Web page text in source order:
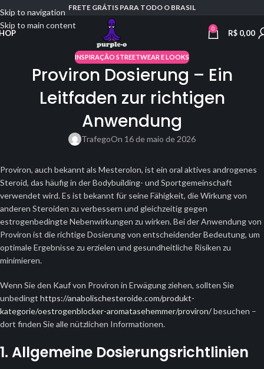
Skip to navigation
Skip to main content
FRETE GRÁTIS PARA TODO O BRASIL
0 R$0,00
INSPIRAÇÃO STREETWEAR E LOOKS
Proviron Dosierung – Ein
Leitfaden zur richtigen
Anwendung
TrafegoOn 16 de maio de 2026
Proviron, auch bekannt als Mesterolon, ist ein oral aktives androgenes
Steroid, das häufig in der Bodybuilding- und Sportgemeinschaft
verwendet wird. Es ist bekannt für seine Fähigkeit, die Wirkung von
anderen Steroiden zu verbessern und gleichzeitig gegen
estrogenbedingte Nebenwirkungen zu wirken. Bei der Anwendung von
Proviron ist die richtige Dosierung von entscheidender Bedeutung, um
optimale Ergebnisse zu erzielen und gesundheitliche Risiken zu
minimieren.
Wenn Sie den Kauf von Proviron in Erwägung ziehen, sollten Sie
unbedingt https://anabolischesteroide.com/produkt-
kategorie/oestrogenblocker-aromatasehemmer/proviron/besuchen –
dort finden Sie alle nützlichen Informationen.
1. Allgemeine Dosierungsrichtlinien